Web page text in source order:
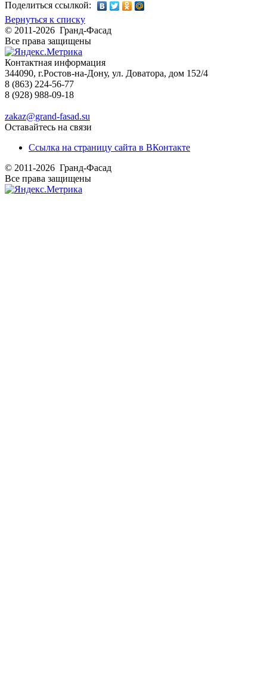
Поделиться ссылкой:
Вернуться к списку
© 2011-2026 Гранд-Фасад
Все права защищены
Контактная информация
344090, г.Ростов-на-Дону, ул. Доватора, дом 152/4
8 (863) 224-56-77
8 (928) 988-09-18
zakaz@grand-fasad.su
Оставайтесь на связи
Ссылка на страницу сайта в ВКонтакте
© 2011-2026 Гранд-Фасад
Все права защищены